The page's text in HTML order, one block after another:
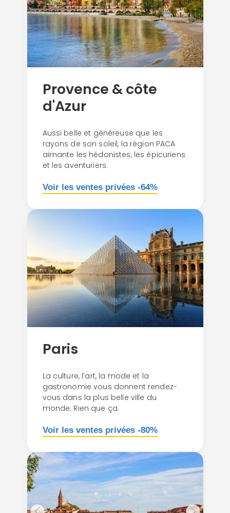
Provence & côte
d'Azur
Aussi belle et généreuse que les
rayons de son soleil, la région PACA
aimante les hédonistes, les épicuriens
et les aventuriers.
Voir les ventes privées -64%
Paris
La culture, l’art, la mode et la
gastronomie vous donnent rendez-
vous dans la plus belle ville du
monde. Rien que ça.
Voir les ventes privées -80%